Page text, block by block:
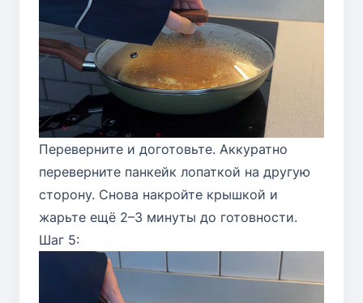
Переверните и доготовьте. Аккуратно
переверните панкейк лопаткой на другую
сторону. Снова накройте крышкой и
жарьте ещё 2–3 минуты до готовности.
Шаг 5: